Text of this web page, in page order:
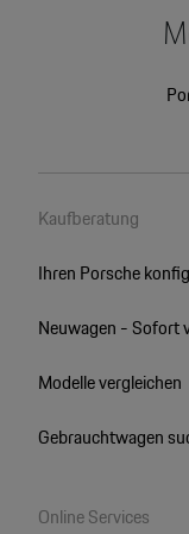
Kaufberatung
Ihren Porsche
Neuwagen - Sofort
Modelle vergleichen
Gebrauchtwagen
Online Services